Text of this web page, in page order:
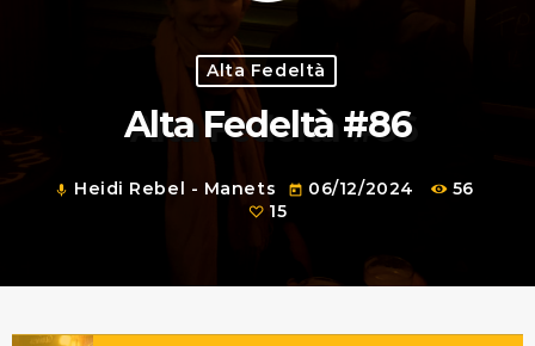
Alta Fedeltà
Alta Fedeltà #86
mic Heidi Rebel - Manets today 06/12/2024
56
15